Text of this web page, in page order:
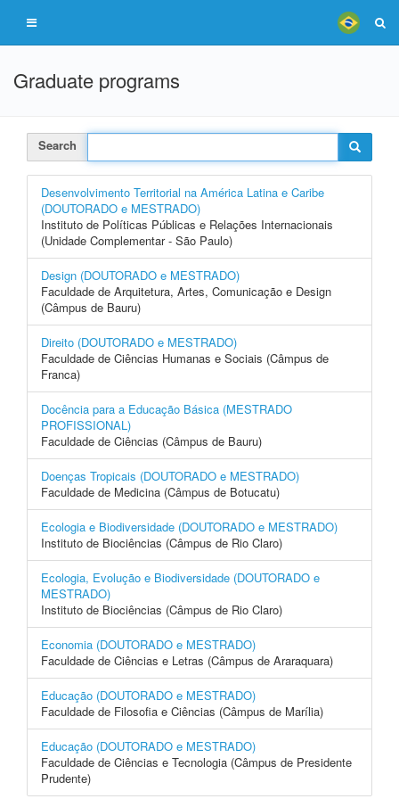
Graduate programs
Search
Desenvolvimento Territorial na América Latina e Caribe
(DOUTORADO e MESTRADO)
Instituto de Políticas Públicas e Relações Internacionais
(Unidade Complementar - São Paulo)
Design (DOUTORADO e MESTRADO)
Faculdade de Arquitetura, Artes, Comunicação e Design
(Câmpus de Bauru)
Direito (DOUTORADO e MESTRADO)
Faculdade de Ciências Humanas e Sociais (Câmpus de
Franca)
Docência para a Educação Básica (MESTRADO
PROFISSIONAL)
Faculdade de Ciências (Câmpus de Bauru)
Doenças Tropicais (DOUTORADO e MESTRADO)
Faculdade de Medicina (Câmpus de Botucatu)
Ecologia e Biodiversidade (DOUTORADO e MESTRADO)
Instituto de Biociências (Câmpus de Rio Claro)
Ecologia, Evolução e Biodiversidade (DOUTORADO e
MESTRADO)
Instituto de Biociências (Câmpus de Rio Claro)
Economia (DOUTORADO e MESTRADO)
Faculdade de Ciências e Letras (Câmpus de Araraquara)
Educação (DOUTORADO e MESTRADO)
Faculdade de Filosofia e Ciências (Câmpus de Marília)
Educação (DOUTORADO e MESTRADO)
Faculdade de Ciências e Tecnologia (Câmpus de Presidente
Prudente)